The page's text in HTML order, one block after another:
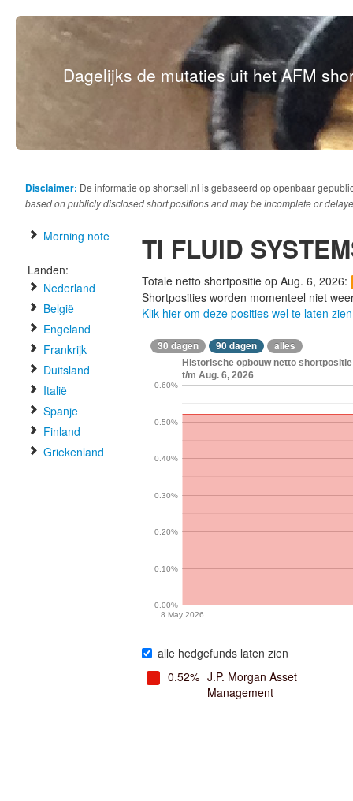
Dagelijks de mutaties uit het AFM
Disclaimer: De informatie op shortsell.nl is gebaseerd op openbaar
based on publicly disclosed short positions and may be incomplete or
Morning note
Landen:
Nederland
België
Engeland
Frankrijk
Duitsland
Italië
Spanje
Finland
Griekenland
TI FLUID
Totale netto shortpositie op Aug. 6, 2026:
Shortposities worden momenteel niet
Klik hier om deze posities wel te laten zien
30 dagen 90 dagen alles
Historische opbouw netto shortpositie
t/m Aug. 6, 2026
8 May 2026
0.00%
0.10%
0.20%
0.30%
0.40%
0.50%
0.60%
alle hedgefunds laten zien
0.52% J.P. Morgan Asset
Management